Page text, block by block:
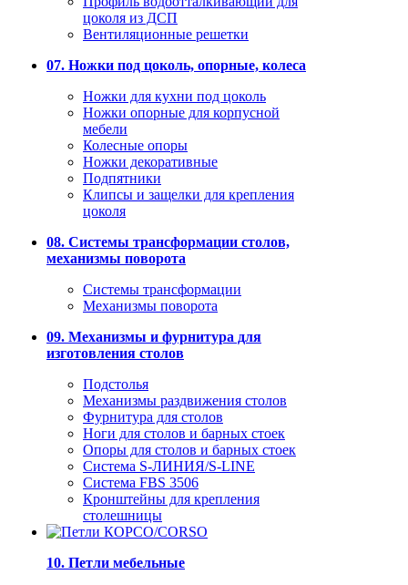
цоколя из ДСП
Вентиляционные решетки
07. Ножки под цоколь, опорные, колеса
Ножки для кухни под цоколь
Ножки опорные для корпусной
мебели
Колесные опоры
Ножки декоративные
Подпятники
Клипсы и защелки для крепления
цоколя
08. Системы трансформации столов,
механизмы поворота
Системы трансформации
Механизмы поворота
09. Механизмы и фурнитура для
изготовления столов
Подстолья
Механизмы раздвижения столов
Фурнитура для столов
Ноги для столов и барных стоек
Опоры для столов и барных стоек
Система S-ЛИНИЯ/S-LINE
Система FBS 3506
Кронштейны для крепления
столешницы
10. Петли мебельные